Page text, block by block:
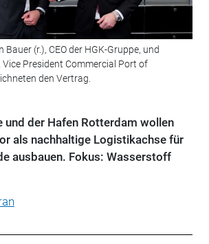
(r.), CEO der HGK-Gruppe, und
President Commercial Port of
den Vertrag.
und der Hafen Rotterdam wollen
als nachhaltige Logistikachse für
ausbauen. Fokus: Wasserstoff